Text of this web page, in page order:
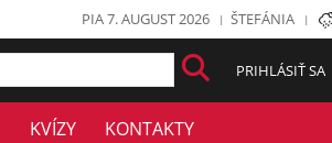
PIA 7. AUGUST 2026 ŠTEFÁNIA
PRIHLÁSIŤ SA
KVÍZY KONTAKTY